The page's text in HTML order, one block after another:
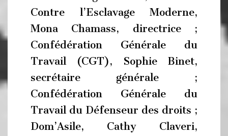
Contre l’Esclavage Moderne,
Mona Chamass, directrice ;
Confédération Générale du
Travail (CGT), Sophie Binet,
secrétaire générale ;
Confédération Générale du
Travail du Défenseur des droits ;
Dom’Asile, Cathy Claveri,